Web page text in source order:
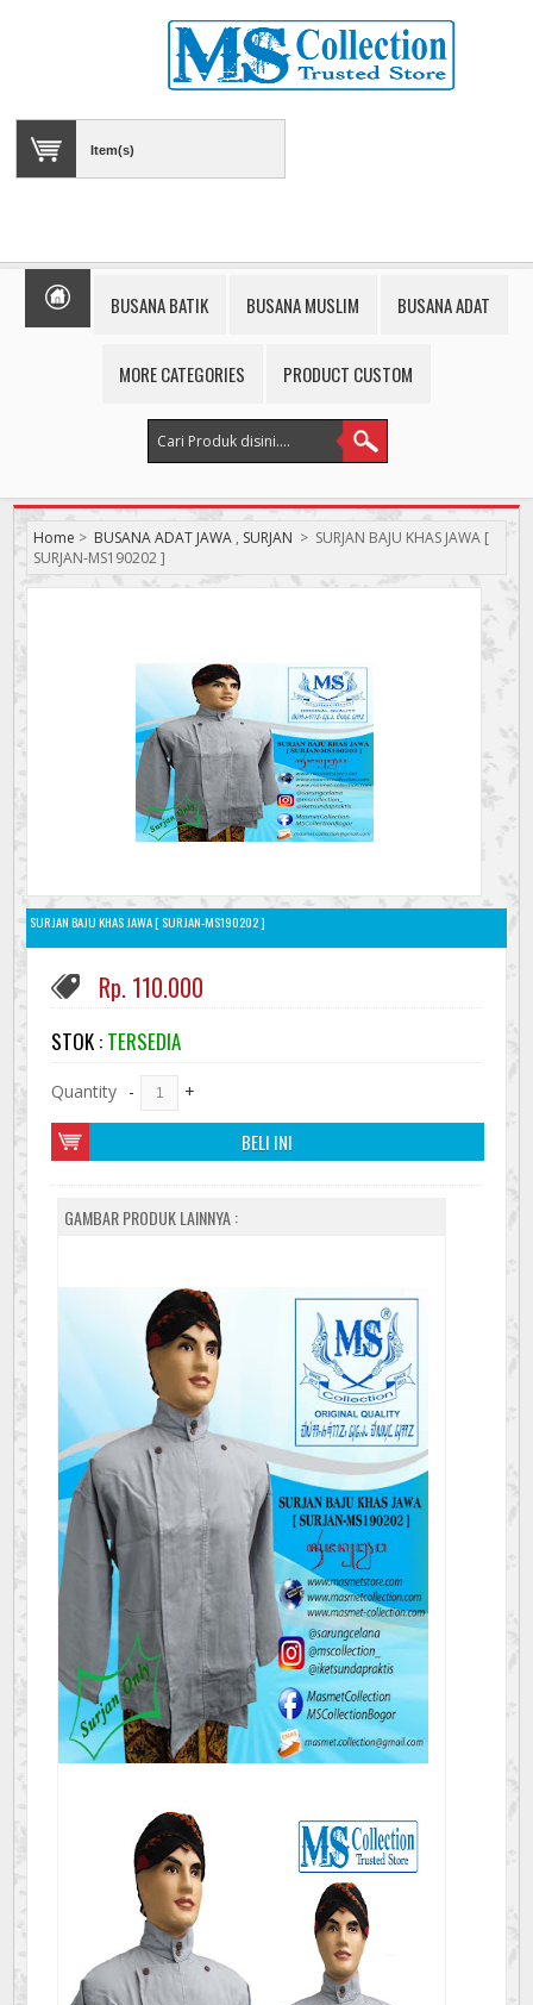
Item(s)
BUSANA BATIK BUSANA MUSLIM BUSANA ADAT
MORE CATEGORIES PRODUCT CUSTOM
Home > BUSANA ADAT JAWA , SURJAN > SURJAN BAJU KHAS JAWA [
SURJAN-MS190202 ]
SURJAN BAJU KHAS JAWA [ SURJAN-MS190202 ]
Rp. 110.000
STOK : TERSEDIA
Quantity - +
BELI INI
GAMBAR PRODUK LAINNYA :